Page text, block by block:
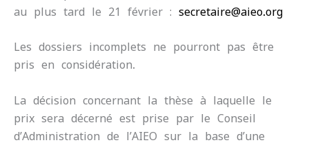
au plus tard le 21 février : secretaire@aieo.org
Les dossiers incomplets ne pourront pas être
pris en considération.
La décision concernant la thèse à laquelle le
prix sera décerné est prise par le Conseil
d’Administration de l’AIEO sur la base d’une